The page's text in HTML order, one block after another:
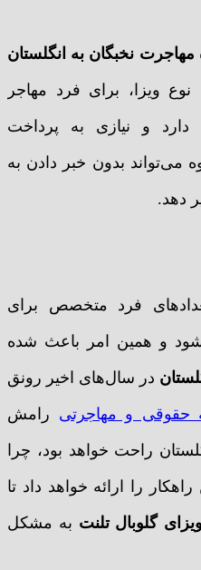
مهاجرت نخبگان به انگلستان
ویزا، برای فرد مهاجر
و نیازی به پرداخت
می‌تواند بدون خبر دادن به
دهد.
فرد متخصص برای
و همین امر باعث شده
در سال‌های اخیر رونق
و مهاجرتی رامش
راحت خواهد بود، چرا
را ارائه خواهد داد تا
گلوبال تلنت به مشکل